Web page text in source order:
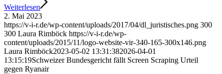
Weiterlesen
2. Mai 2023
https://v-i-r.de/wp-content/uploads/2017/04/dl_juristisches.png 300
300 Laura Rimböck https://v-i-r.de/wp-
content/uploads/2015/11/logo-website-vir-340-165-300x146.png
Laura Rimböck2023-05-02 13:31:382026-04-01
13:15:19Schweizer Bundesgericht fällt Screen Scraping Urteil
gegen Ryanair